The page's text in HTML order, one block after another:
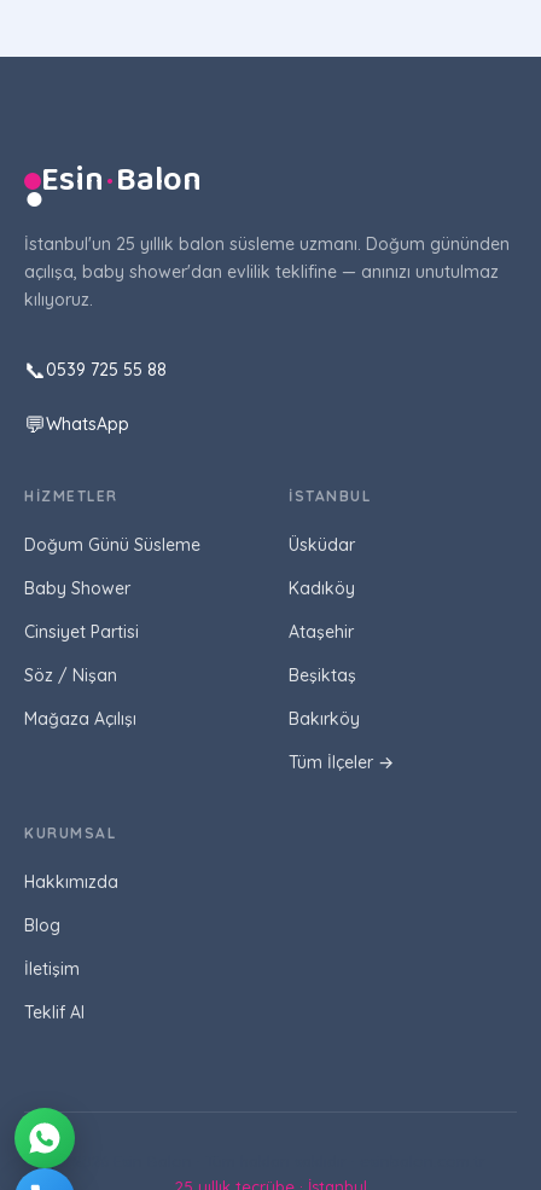
●Esin·Balon
İstanbul'un 25 yıllık balon süsleme uzmanı. Doğum gününden
açılışa, baby shower'dan evlilik teklifine — anınızı unutulmaz
kılıyoruz.
📞0539 725 55 88
💬WhatsApp
HIZMETLER
Doğum Günü Süsleme
Baby Shower
Cinsiyet Partisi
Söz / Nişan
Mağaza Açılışı
İSTANBUL
Üsküdar
Kadıköy
Ataşehir
Beşiktaş
Bakırköy
Tüm İlçeler →
KURUMSAL
Hakkımızda
Blog
İletişim
Teklif Al
© 2026 Esin Balon · Tüm hakları saklıdır · esinbalon.com.tr